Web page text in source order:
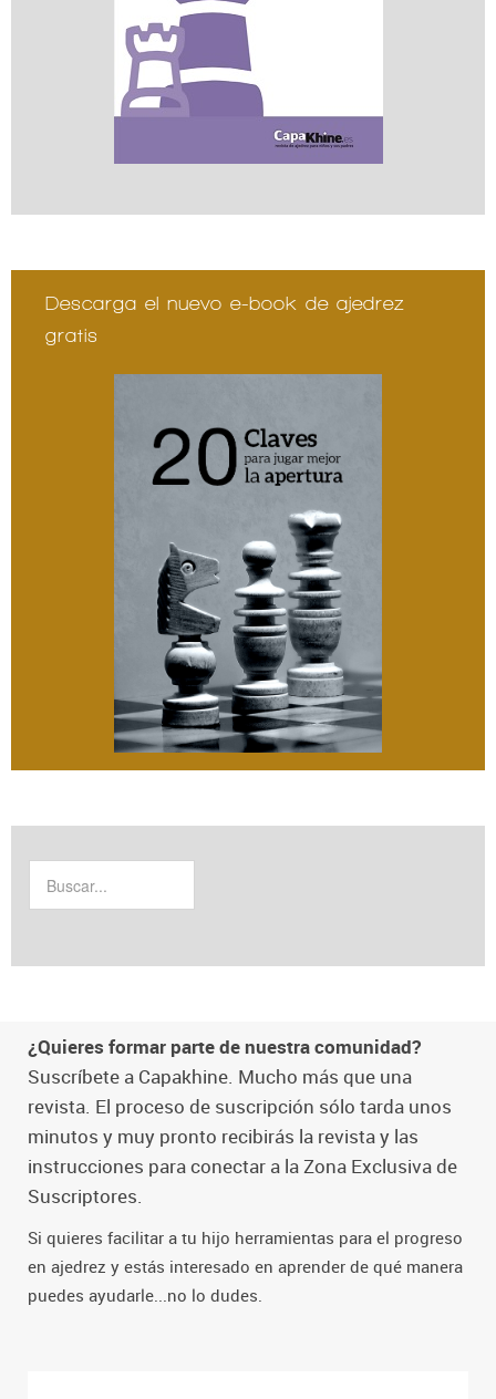
Descarga el nuevo e-book de ajedrez
gratis
¿Quieres formar parte de nuestra comunidad?
Suscríbete a Capakhine. Mucho más que una
revista. El proceso de suscripción sólo tarda unos
minutos y muy pronto recibirás la revista y las
instrucciones para conectar a la Zona Exclusiva de
Suscriptores.
Si quieres facilitar a tu hijo herramientas para el progreso
en ajedrez y estás interesado en aprender de qué manera
puedes ayudarle...no lo dudes.